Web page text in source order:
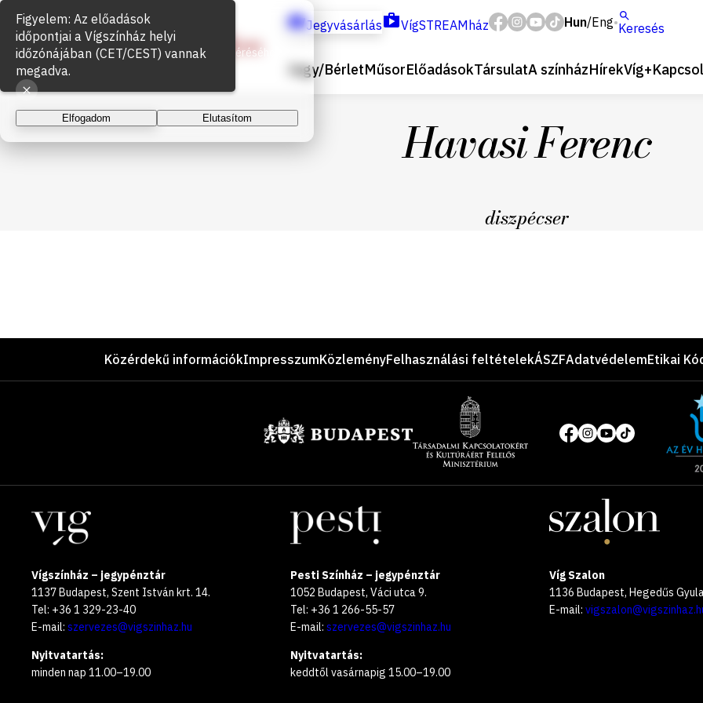
Jegyvásárlás VígSTREAMház Hun/Eng Keresés
Jegy/BérletMűsorElőadásokTársulatA színházHírekVíg+
Havasi Ferenc
diszpécser
Közérdekű információkImpresszumKözleményFelhasználási feltételekÁSZFAdatvédelemEtikai
Közösségi
média
the
Helyszínek
Vígszínház – jegypénztár
1137 Budapest, Szent István krt. 14.
Tel: +36 1 329-23-40
E-mail: szervezes@vigszinhaz.hu
Nyitvatartás:
minden nap 11.00–19.00
Pesti Színház – jegypénztár
1052 Budapest, Váci utca 9.
Tel: +36 1 266-55-57
E-mail: szervezes@vigszinhaz.hu
Nyitvatartás:
keddtől vasárnapig 15.00–19.00
Víg Szalon
1136 Budapest, Hegedűs
E-mail:
Figyelem: Az előadások
időpontjai a Vígszínház helyi
időzónájában (CET/CEST) vannak
megadva.
Sütik használata
Az oldal működéséhez és a látogatottság méréséhez
sütiket használunk. A folytatással elfogadja a sütik
használatát.
Elfogadom Elutasítom